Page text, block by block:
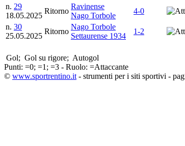
n. 29
18.05.2025
Ritorno
Ravinense
Nago Torbole
4-0
n. 30
25.05.2025
Ritorno
Nago Torbole
Settaurense 1934
1-2
Gol; Gol su rigore; Autogol
Punti: =0; =1; =3 - Ruolo: =Attaccante
© www.sportrentino.it - strumenti per i siti sportivi -